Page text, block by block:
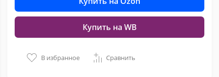
Купить на WB
В избранное Сравнить